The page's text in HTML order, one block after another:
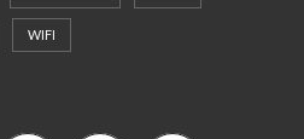
WIFI